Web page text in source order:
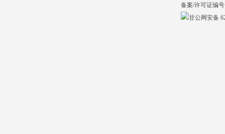
备案/许可证编
甘公网安备